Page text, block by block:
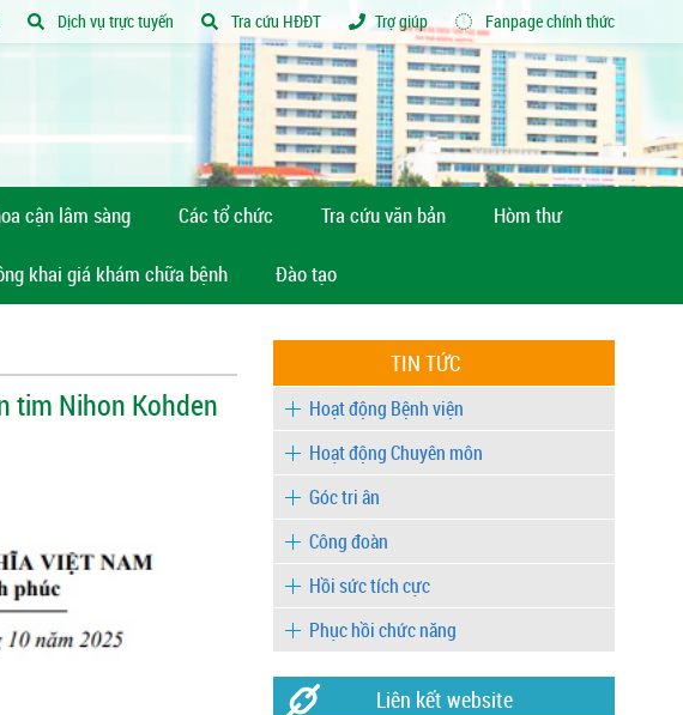
Dịch vụ trực tuyến Tra cứu HĐĐT Trợ giúp Fanpage chính thức
cận lâm sàng Các tổ chức Tra cứu văn bản Hòm thư
khai giá khám chữa bệnh Đào tạo
tim Nihon Kohden
TIN TỨC
Hoạt động Bệnh viện
Hoạt động Chuyên môn
Góc tri ân
Công đoàn
Hồi sức tích cực
Phục hồi chức năng
Liên kết website